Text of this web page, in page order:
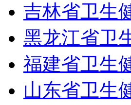
吉林省卫生
黑龙江省卫
福建省卫生
山东省卫生